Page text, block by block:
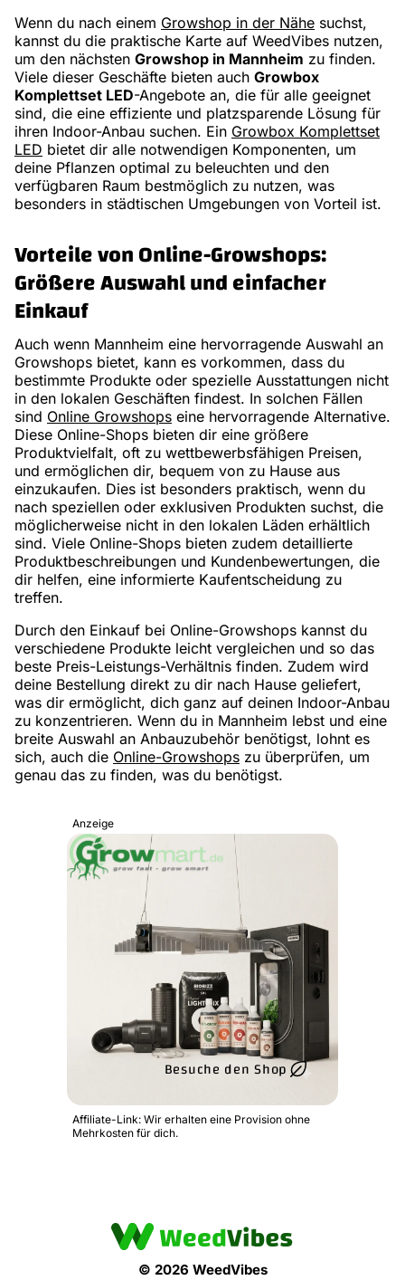
Wenn du nach einem Growshop in der Nähe suchst,
kannst du die praktische Karte auf WeedVibes nutzen,
um den nächsten Growshop in Mannheim zu finden.
Viele dieser Geschäfte bieten auch Growbox
Komplettset LED-Angebote an, die für alle geeignet
sind, die eine effiziente und platzsparende Lösung für
ihren Indoor-Anbau suchen. Ein Growbox Komplettset
LED bietet dir alle notwendigen Komponenten, um
deine Pflanzen optimal zu beleuchten und den
verfügbaren Raum bestmöglich zu nutzen, was
besonders in städtischen Umgebungen von Vorteil ist.
Vorteile von Online-Growshops:
Größere Auswahl und einfacher
Einkauf
Auch wenn Mannheim eine hervorragende Auswahl an
Growshops bietet, kann es vorkommen, dass du
bestimmte Produkte oder spezielle Ausstattungen nicht
in den lokalen Geschäften findest. In solchen Fällen
sind Online Growshops eine hervorragende Alternative.
Diese Online-Shops bieten dir eine größere
Produktvielfalt, oft zu wettbewerbsfähigen Preisen,
und ermöglichen dir, bequem von zu Hause aus
einzukaufen. Dies ist besonders praktisch, wenn du
nach speziellen oder exklusiven Produkten suchst, die
möglicherweise nicht in den lokalen Läden erhältlich
sind. Viele Online-Shops bieten zudem detaillierte
Produktbeschreibungen und Kundenbewertungen, die
dir helfen, eine informierte Kaufentscheidung zu
treffen.
Durch den Einkauf bei Online-Growshops kannst du
verschiedene Produkte leicht vergleichen und so das
beste Preis-Leistungs-Verhältnis finden. Zudem wird
deine Bestellung direkt zu dir nach Hause geliefert,
was dir ermöglicht, dich ganz auf deinen Indoor-Anbau
zu konzentrieren. Wenn du in Mannheim lebst und eine
breite Auswahl an Anbauzubehör benötigst, lohnt es
sich, auch die Online-Growshops zu überprüfen, um
genau das zu finden, was du benötigst.
Anzeige
Besuche den Shop
Affiliate-Link: Wir erhalten eine Provision ohne
Mehrkosten für dich.
© 2026 WeedVibes